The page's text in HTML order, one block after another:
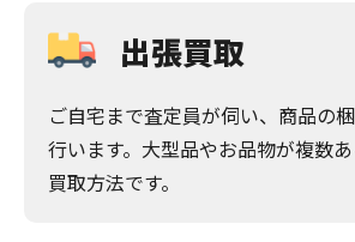
出張買取
ご自宅まで査定員が伺い、商品の
行います。大型品やお品物が複数
買取方法です。